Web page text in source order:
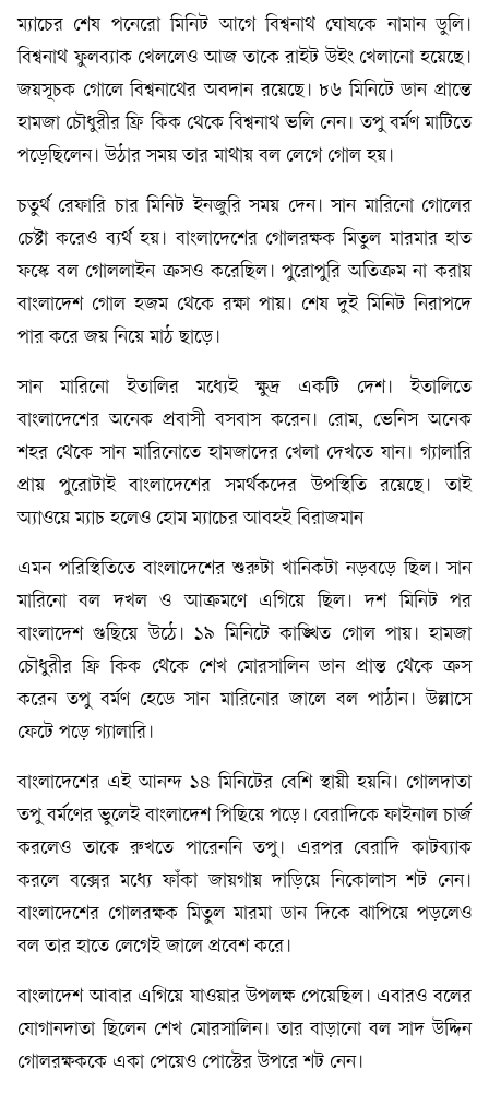
ম্যাচের শেষ পনেরো মিনিট আগে বিশ্বনাথ ঘোষকে নামান ডুলি।
বিশ্বনাথ ফুলব্যাক খেললেও আজ তাকে রাইট উইং খেলানো হয়েছে।
জয়সূচক গোলে বিশ্বনাথের অবদান রয়েছে। ৮৬ মিনিটে ডান প্রান্তে
হামজা চৌধুরীর ফ্রি কিক থেকে বিশ্বনাথ ভলি নেন। তপু বর্মণ মাটিতে
পড়েছিলেন। উঠার সময় তার মাথায় বল লেগে গোল হয়।
চতুর্থ রেফারি চার মিনিট ইনজুরি সময় দেন। সান মারিনো গোলের
চেষ্টা করেও ব্যর্থ হয়। বাংলাদেশের গোলরক্ষক মিতুল মারমার হাত
ফস্কে বল গোললাইন ক্রসও করেছিল। পুরোপুরি অতিক্রম না করায়
বাংলাদেশ গোল হজম থেকে রক্ষা পায়। শেষ দুই মিনিট নিরাপদে
পার করে জয় নিয়ে মাঠ ছাড়ে।
সান মারিনো ইতালির মধ্যেই ক্ষুদ্র একটি দেশ। ইতালিতে
বাংলাদেশের অনেক প্রবাসী বসবাস করেন। রোম, ভেনিস অনেক
শহর থেকে সান মারিনোতে হামজাদের খেলা দেখতে যান। গ্যালারি
প্রায় পুরোটাই বাংলাদেশের সমর্থকদের উপস্থিতি রয়েছে। তাই
অ্যাওয়ে ম্যাচ হলেও হোম ম্যাচের আবহই বিরাজমান
এমন পরিস্থিতিতে বাংলাদেশের শুরুটা খানিকটা নড়বড়ে ছিল। সান
মারিনো বল দখল ও আক্রমণে এগিয়ে ছিল। দশ মিনিট পর
বাংলাদেশ গুছিয়ে উঠে। ১৯ মিনিটে কাঙ্খিত গোল পায়। হামজা
চৌধুরীর ফ্রি কিক থেকে শেখ মোরসালিন ডান প্রান্ত থেকে ক্রস
করেন তপু বর্মণ হেডে সান মারিনোর জালে বল পাঠান। উল্লাসে
ফেটে পড়ে গ্যালারি।
বাংলাদেশের এই আনন্দ ১৪ মিনিটের বেশি স্থায়ী হয়নি। গোলদাতা
তপু বর্মণের ভুলেই বাংলাদেশ পিছিয়ে পড়ে। বেরাদিকে ফাইনাল চার্জ
করলেও তাকে রুখতে পারেননি তপু। এরপর বেরাদি কাটব্যাক
করলে বক্সের মধ্যে ফাঁকা জায়গায় দাড়িয়ে নিকোলাস শট নেন।
বাংলাদেশের গোলরক্ষক মিতুল মারমা ডান দিকে ঝাপিয়ে পড়লেও
বল তার হাতে লেগেই জালে প্রবেশ করে।
বাংলাদেশ আবার এগিয়ে যাওয়ার উপলক্ষ পেয়েছিল। এবারও বলের
যোগানদাতা ছিলেন শেখ মোরসালিন। তার বাড়ানো বল সাদ উদ্দিন
গোলরক্ষককে একা পেয়েও পোস্টের উপরে শট নেন।